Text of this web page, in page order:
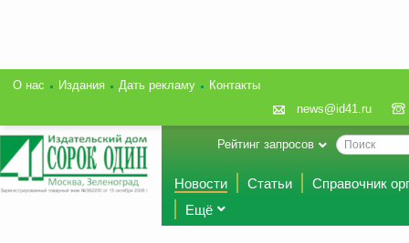
О нас Издания Дать рекламу
Контакты
news@id41.ru
Рейтинг запросов
Новости Статьи
Справочник
Ещё